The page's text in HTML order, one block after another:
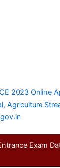
2023 Online
Agriculture
Exam